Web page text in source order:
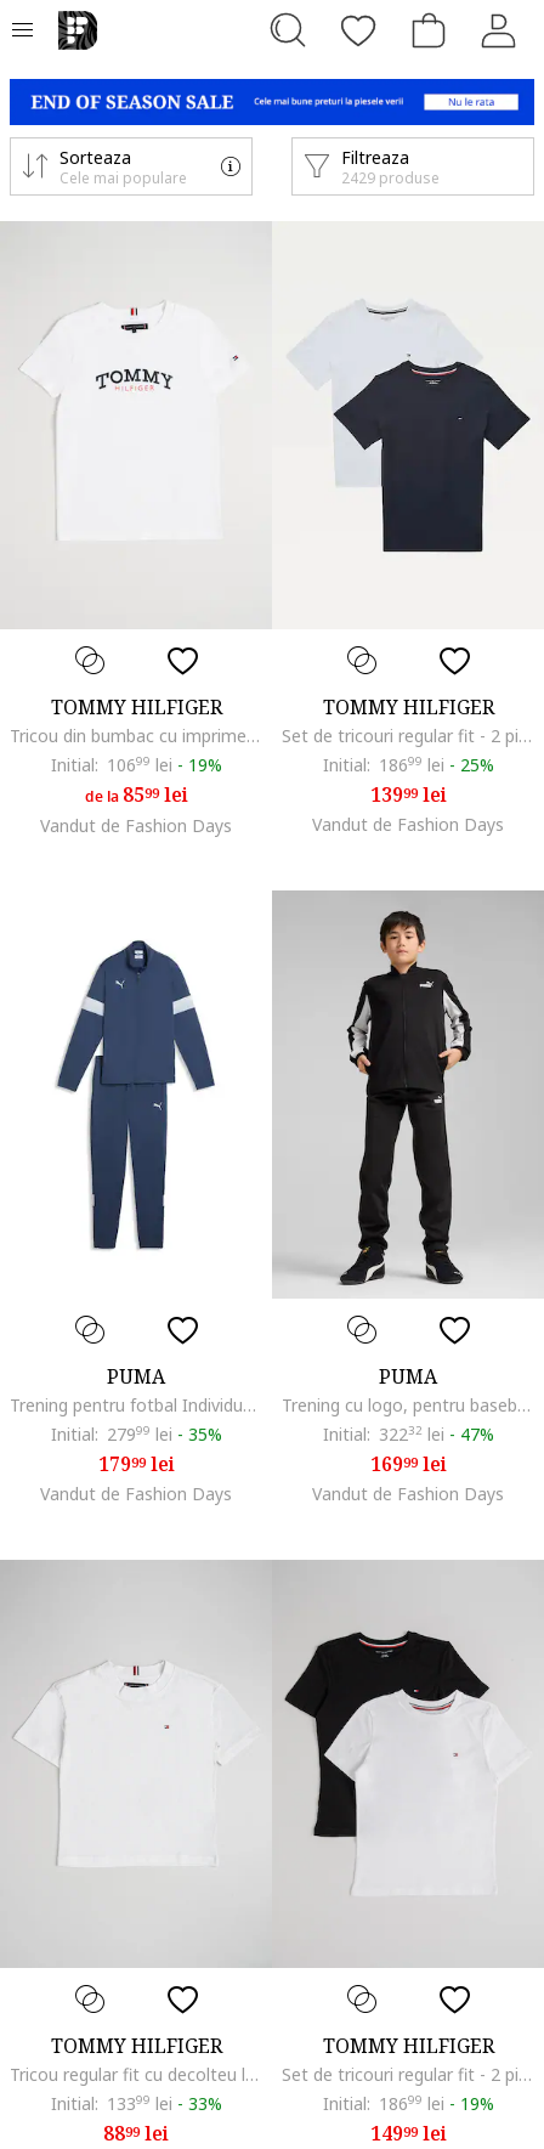
Filtreaza
2429 produse
Sorteaza
Cele mai populare
TOMMY HILFIGER
Tricou din bumbac cu imprimeu logo, Alb
Initial: 10699 lei - 19%
de la 8599lei
Vandut de Fashion Days
TOMMY HILFIGER
Set de tricouri regular fit - 2 piese, Alb/Albastru inchis
Initial: 18699 lei - 25%
13999lei
Vandut de Fashion Days
PUMA
Trening pentru fotbal Individual Rise, Alb/Albastru inchis
Initial: 27999 lei - 35%
17999lei
Vandut de Fashion Days
PUMA
Trening cu logo, pentru baseball, Negru/Alb optic
Initial: 32232 lei - 47%
16999lei
Vandut de Fashion Days
TOMMY HILFIGER
Tricou regular fit cu decolteu la baza gatului, Alb optic
Initial: 13399 lei - 33%
8899lei
TOMMY HILFIGER
Set de tricouri regular fit - 2 piese, Negru/Alb optic
Initial: 18699 lei - 19%
14999lei